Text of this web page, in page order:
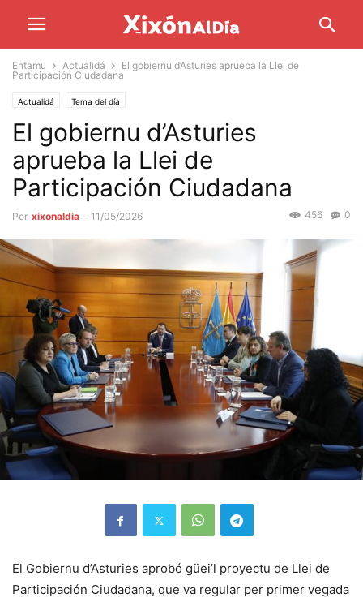
Entamu Actualidá
El gobiernu d’Asturies aprueba la Llei de
Participación Ciudadana
Actualidá Tema del día
El gobiernu d’Asturies
aprueba la Llei de
Participación Ciudadana
Por xixonaldia - 11/05/2026 0
456
El Gobiernu d’Asturies aprobó güei’l proyectu de Llei de
Participación Ciudadana, que va regular per primer vegada